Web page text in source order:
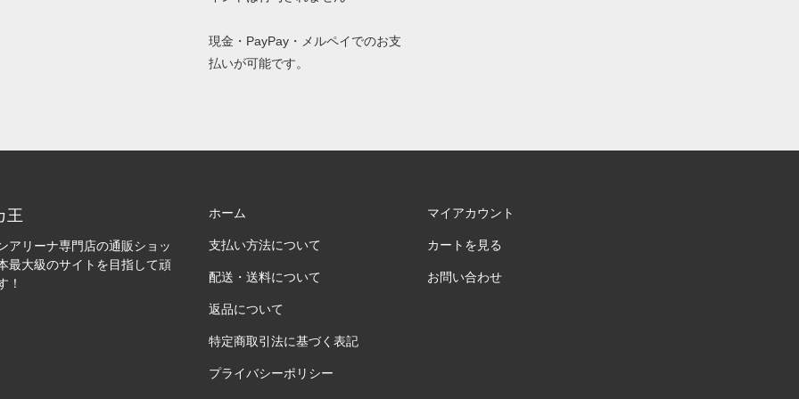
現金・PayPay・メルペイでのお支
払いが可能です。
王
アリーナ専門店の通販ショッ
最大級のサイトを目指して頑
！
ホーム
支払い方法について
配送・送料について
返品について
特定商取引法に基づく表記
プライバシーポリシー
マイアカウント
カートを見る
お問い合わせ